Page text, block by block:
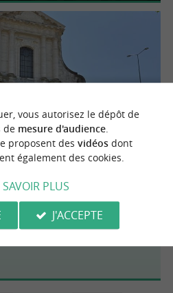
St Louis
vous autorisez le dépôt de
de mesure d'audience.
proposent des vidéosdont
également des cookies.
PLUS
J'ACCEPTE